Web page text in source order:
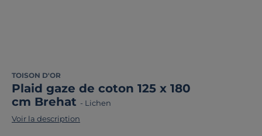
TOISON D'OR
Plaid gaze de coton 125 x 180
cm Brehat - Lichen
Voir la description